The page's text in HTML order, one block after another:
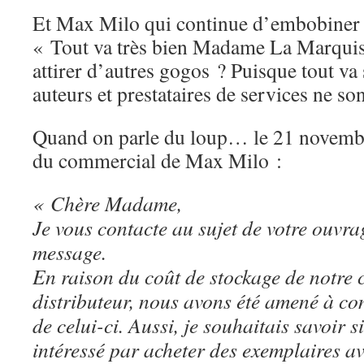
Et Max Milo qui continue d’embobiner
« Tout va très bien Madame La
attirer d’autres gogos ? Puisque tout
auteurs et prestataires de services ne
Quand on parle du loup… le 21
du commercial de Max Milo :
« Chère Madame,
Je vous contacte au sujet de votre
message.
En raison du coût de stockage de notre
distributeur, nous avons été amené à
de celui-ci. Aussi, je souhaitais savoir
intéressé par acheter des exemplaires